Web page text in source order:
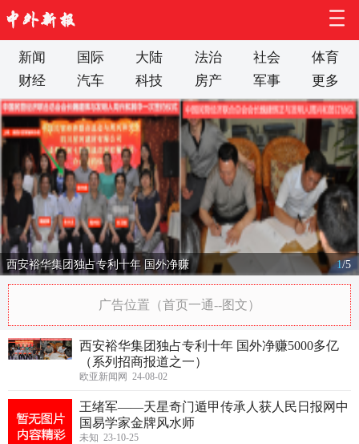
新闻 国际 大陆 法治 社会
体育
财经
汽车 科技 房产 军事 更多
西安裕华集团独占专利十年 国外净赚 1/5
广告位置（首页一通--图文）
西安裕华集团独占专利十年 国外净赚5000多亿
（系列招商报道之一）
欧亚新闻网 24-08-02
王绪军——天星奇门遁甲传承人获人民日报网中
国易学家金牌风水师
未知 23-10-25